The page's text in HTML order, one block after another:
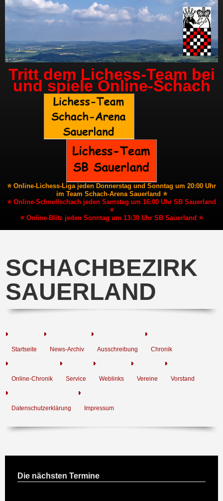
Tritt dem Lichess-Team bei
und spiele Online-Schach
⭐ Online-Lichess-Liga jeden Donnerstag und Sonntag um 20:00 Uhr
im Team Schach-Arena Sauerland ⭐
⭐ Online-Schnellschach jeden Samstag um 16:00 Uhr SB Sauerland
⭐
⭐ Online-Blitz jeden Sonntag um 13:30 Uhr SB Sauerland ⭐
SCHACHBEZIRK
SAUERLAND
Startseite News-Archiv Ausschreibung Chronik
Online-Chronik Service Weblinks Vereine Vorstand
Datenschutzerklärung Impressum
Die nächsten Termine